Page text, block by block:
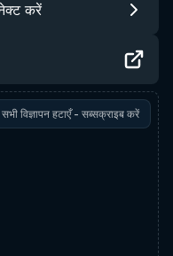
करें
सभी विज्ञापन हटाएँ - सब्सक्राइब करें